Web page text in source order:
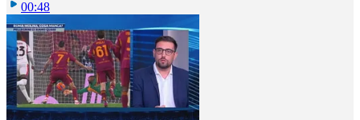
00:48